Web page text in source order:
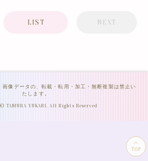
LIST NEXT
画像データの、転載・転用・加工・無断複製は禁止い
たします。
TAMURA YUKARI. All Rights Reserved